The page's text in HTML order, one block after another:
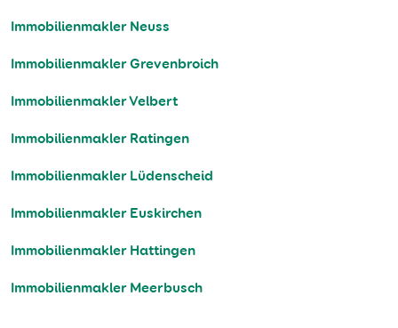
Immobilienmakler Neuss
Immobilienmakler Grevenbroich
Immobilienmakler Velbert
Immobilienmakler Ratingen
Immobilienmakler Lüdenscheid
Immobilienmakler Euskirchen
Immobilienmakler Hattingen
Immobilienmakler Meerbusch